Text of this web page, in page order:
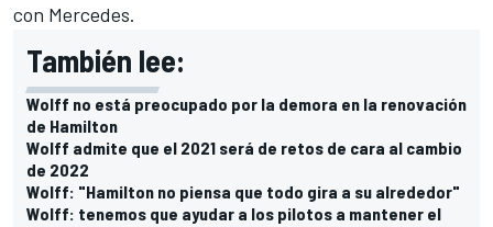
con Mercedes.
También lee:
Wolff no está preocupado por la demora en la renovación
de Hamilton
Wolff admite que el 2021 será de retos de cara al cambio
de 2022
Wolff: "Hamilton no piensa que todo gira a su alrededor"
Wolff: tenemos que ayudar a los pilotos a mantener el